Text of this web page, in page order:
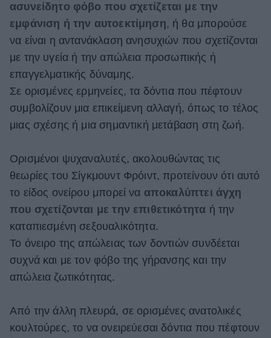
ασυνείδητο φόβο που σχετίζεται με την
εμφάνιση ή την αυτοεκτίμηση, ή θα μπορούσε
να είναι η αντανάκλαση ανησυχιών που σχετίζονται
με την υγεία ή την απώλεια προσωπικής ή
επαγγελματικής δύναμης.
Σε ορισμένες ερμηνείες, τα δόντια που πέφτουν
συμβολίζουν μια επικείμενη αλλαγή, όπως το τέλος
μιας σχέσης ή μια σημαντική μετάβαση στη ζωή.
Ορισμένοι ψυχαναλυτές, ακολουθώντας τις
θεωρίες του Σίγκμουντ Φρόιντ, προτείνουν ότι αυτό
το είδος ονείρου μπορεί να αποκαλύπτει άγχη
που σχετίζονται με την επιθετικότητα ή την
καταπιεσμένη σεξουαλικότητα.
Το όνειρο της απώλειας των δοντιών συνδέεται
συχνά και με τον φόβο της γήρανσης και την
απώλεια ζωτικότητας.
Από την άλλη πλευρά, σε ορισμένες ανατολικές
κουλτούρες, το να ονειρεύεσαι δόντια που πέφτουν